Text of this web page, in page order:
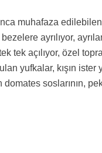
muhafaza
ayrılıyor,
tek açılıyor, özel
yufkalar, kışın ister
soslarının,